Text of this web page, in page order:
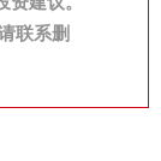
联系删